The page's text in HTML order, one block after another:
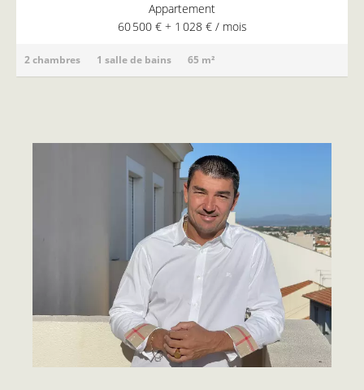
Appartement
60 500 € + 1 028 € / mois
2 chambres 1 salle de bains 65 m²